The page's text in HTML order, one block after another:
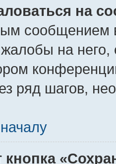
на
сообщением
на
ряд шагов,
кнопка